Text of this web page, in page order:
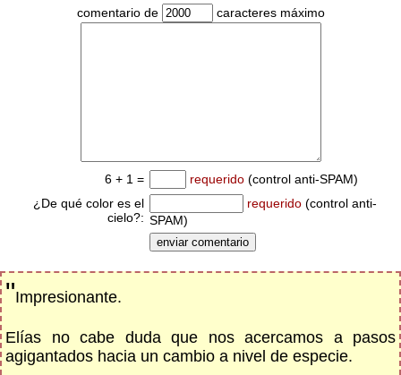
comentario de caracteres máximo
6 + 1 = requerido (control anti-SPAM)
¿De qué color es el
cielo?:
requerido (control anti-
SPAM)
"Impresionante.
Elías no cabe duda que nos acercamos a pasos
agigantados hacia un cambio a nivel de especie.